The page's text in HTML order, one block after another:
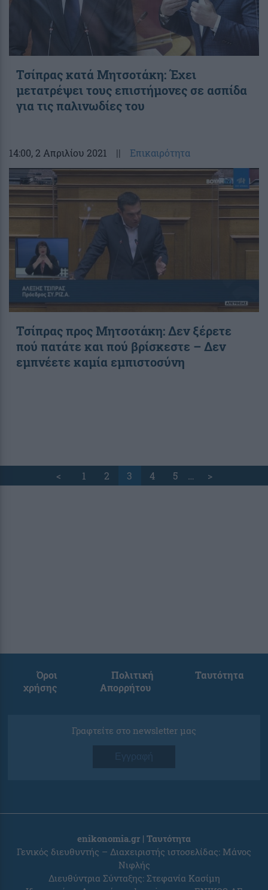
Τσίπρας κατά Μητσοτάκη: Έχει
μετατρέψει τους επιστήμονες σε ασπίδα
για τις παλινωδίες του
14:00, 2 Απριλίου 2021 || Επικαιρότητα
Τσίπρας προς Μητσοτάκη: Δεν ξέρετε
πού πατάτε και πού βρίσκεστε – Δεν
εμπνέετε καμία εμπιστοσύνη
< 1 2 3 4 5 … >
Όροι
χρήσης
Πολιτική
Απορρήτου
Ταυτότητα
Γραφτείτε στο newsletter μας
Εγγραφή
enikonomia.gr | Ταυτότητα
Γενικός διευθυντής – Διαχειριστής ιστοσελίδας: Μάνος
Νιφλής
Διευθύντρια Σύνταξης: Στεφανία Κασίμη